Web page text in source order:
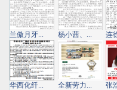
兰傲月牙... 杨小茜、... 连
华西化纤... 全新劳力... 张